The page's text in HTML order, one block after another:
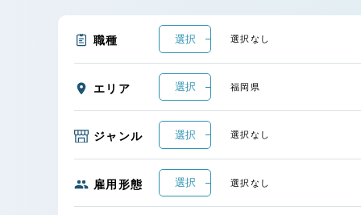
職種 選択 選択なし
エリア 選択 福岡県
ジャンル 選択 選択なし
雇用形態 選択 選択なし